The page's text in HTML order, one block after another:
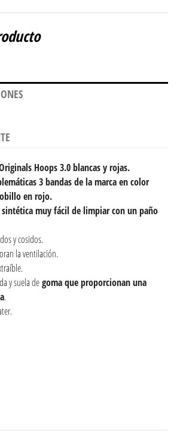
Hoops 3.0 blancas y rojas.
3 bandas de la marca en color
en rojo.
sintética muy fácil de limpiar con un paño
y cosidos.
la ventilación.
y suela degoma que proporcionan una
.